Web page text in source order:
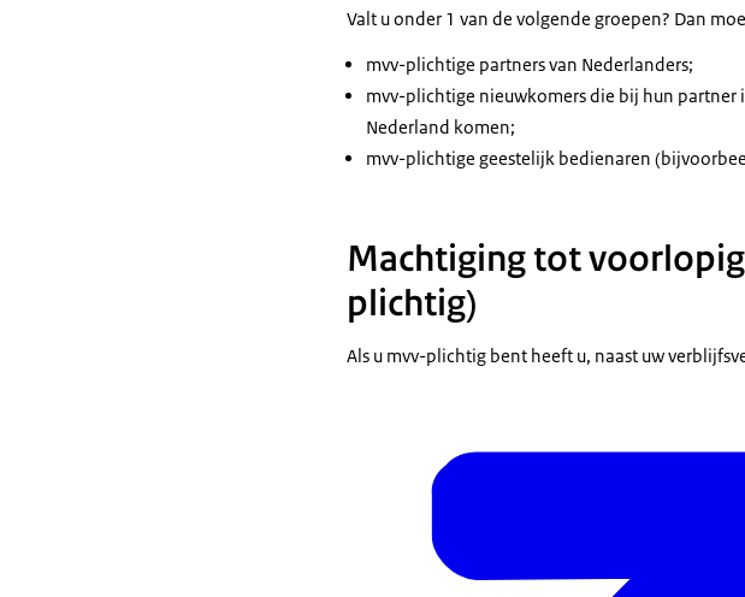
Valt u onder 1 van de volgende groepen? Dan
mvv-plichtige partners van Nederlanders;
mvv-plichtige nieuwkomers die bij hun
Nederland komen;
mvv-plichtige geestelijk bedienaren
Machtiging tot
plichtig)
Als u mvv-plichtig bent heeft u, naast uw